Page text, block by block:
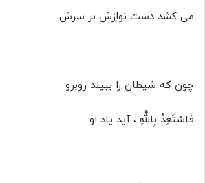
می کشد دست نوازش بر سرش
چون که شیطان را ببیند روبرو
فَاسْتَعِذْ بِاللَّهِ ، آید یاد او